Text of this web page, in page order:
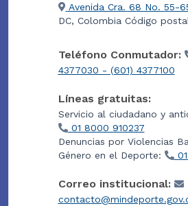
Avenida Cra. 68 No. 55-
DC, Colombia Código
Teléfono Conmutador:
4377030 - (601) 4377100
Líneas gratuitas:
Servicio al ciudadano y
01 8000 910237
Denuncias por Violencias
Género en el Deporte:
01
Correo institucional: